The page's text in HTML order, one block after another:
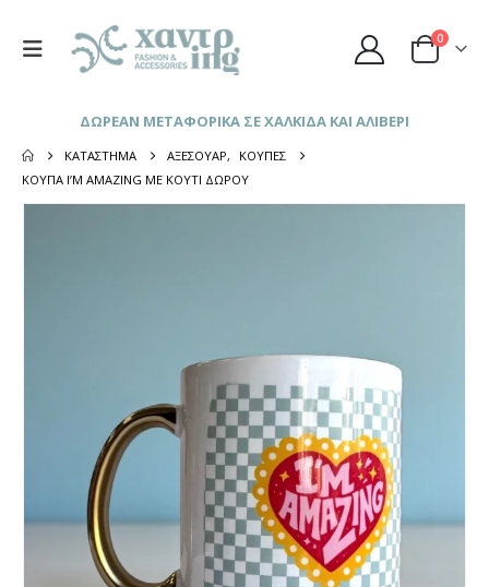
0
ΔΩΡΕΑΝ ΜΕΤΑΦΟΡΙΚΑ ΣΕ ΧΑΛΚΙΔΑ ΚΑΙ ΑΛΙΒΕΡΙ
ΚΑΤΆΣΤΗΜΑ ΑΞΕΣΟΥΆΡ,
ΚΟΎΠΕΣ
ΚΟΎΠΑ I’M AMAZING ΜΕ ΚΟΥΤΊ ΔΏΡΟΥ